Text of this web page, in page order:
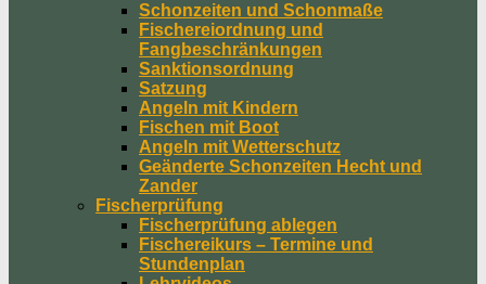
Schonzeiten und Schonmaße
Fischereiordnung und
Fangbeschränkungen
Sanktionsordnung
Satzung
Angeln mit Kindern
Fischen mit Boot
Angeln mit Wetterschutz
Geänderte Schonzeiten Hecht und
Zander
Fischerprüfung
Fischerprüfung ablegen
Fischereikurs – Termine und
Stundenplan